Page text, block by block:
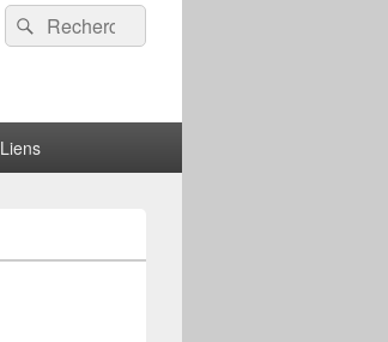
Recherche :
Rechercher
Liens